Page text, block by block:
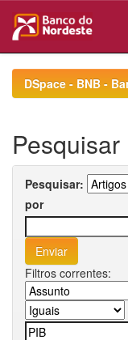
navigationDSpace - BNB -
Pesquisar
Pesquisar:
por
Filtros correntes: